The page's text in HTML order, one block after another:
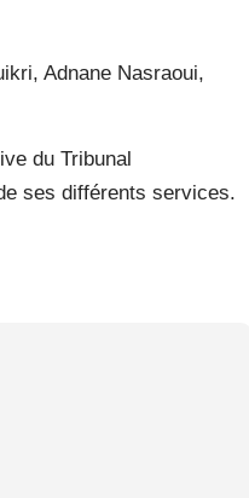
Adnane Nasraoui,
du Tribunal
ses différents services.